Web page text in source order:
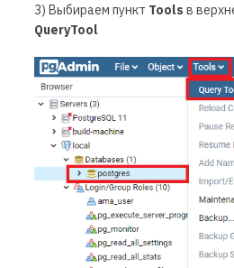
3) Выбираем пункт Tools в
QueryTool